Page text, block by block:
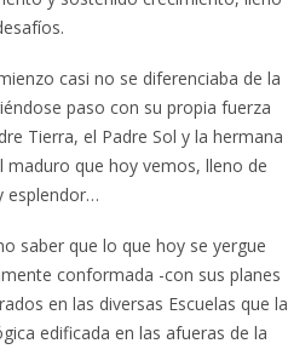
casi no se diferenciaba de la
paso con su propia fuerza
Tierra, el Padre Sol y la hermana
maduro que hoy vemos, lleno de
esplendor…
saber que lo que hoy se yergue
conformada -con sus planes
en las diversas Escuelas que la
edificada en las afueras de la